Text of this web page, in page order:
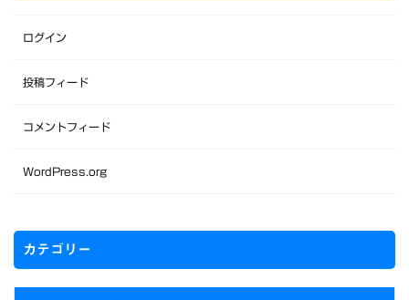
ログイン
投稿フィード
コメントフィード
WordPress.org
カテゴリー